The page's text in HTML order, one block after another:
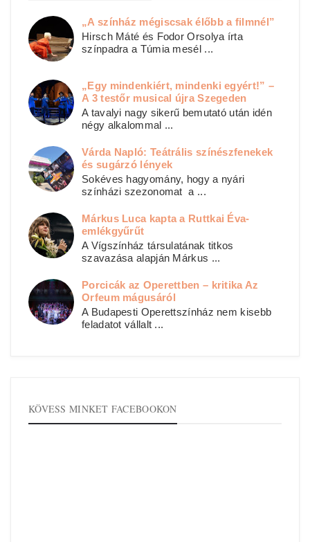
„A színház mégiscsak élőbb a filmnél”
Hirsch Máté és Fodor Orsolya írta
színpadra a Túmia mesél ...
„Egy mindenkiért, mindenki egyért!” –
A 3 testőr musical újra Szegeden
A tavalyi nagy sikerű bemutató után idén
négy alkalommal ...
Várda Napló: Teátrális színészfenekek
és sugárzó lények
Sokéves hagyomány, hogy a nyári
színházi szezonomat a ...
Márkus Luca kapta a Ruttkai Éva-
emlékgyűrűt
A Vígszínház társulatának titkos
szavazása alapján Márkus ...
Porcicák az Operettben – kritika Az
Orfeum mágusáról
A Budapesti Operettszínház nem kisebb
feladatot vállalt ...
KÖVESS MINKET FACEBOOKON